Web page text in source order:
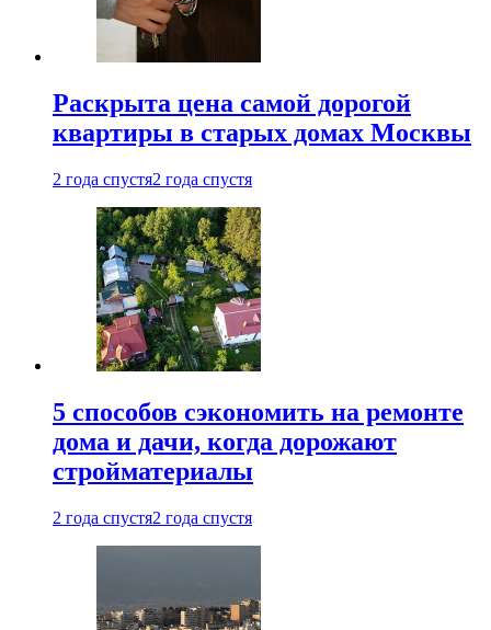
Раскрыта цена самой дорогой
квартиры в старых домах Москвы
2 года спустя2 года спустя
5 способов сэкономить на ремонте
дома и дачи, когда дорожают
стройматериалы
2 года спустя2 года спустя